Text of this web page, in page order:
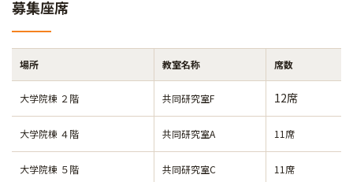
募集座席
場所 教室名称 席数
大学院棟 ２階 共同研究室F 12席
大学院棟 ４階 共同研究室A 11席
大学院棟 ５階 共同研究室C 11席